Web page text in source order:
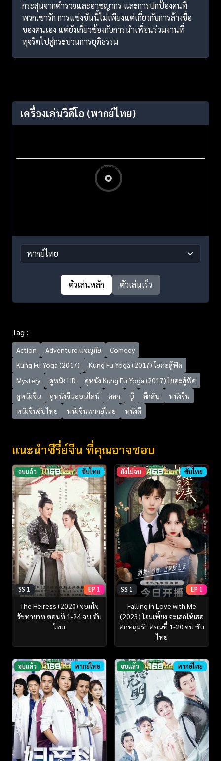
กระสุนจากตำรวจและอาชญากร และการปกป้องคนที่
พวกเขารัก การแข่งขันนี้ไม่เพียงแต่เกี่ยวกับการล้างชื่อ
ของตนเอง แต่ยังเกี่ยวข้องกับการนำเพื่อนร่วมงานที่
ทุจริตไปสู่กระบวนการยุติธรรม
เครื่องเล่นวิดีโอ (พากย์ไทย)
ตัวเล่นหลัก ตัวเล่นเร็ว
Tag :
Action Adventure ผจญภัย
Comedy
Kung Fu Yoga (2017)
Kung Fu Yoga (2017) โยคะสู้ฟัด
Mystery
ดูหนัง HD
ดูหนัง Kung Fu Yoga (2017) โยคะสู้ฟัด
ดูหนังจีน
ดูหนังจีนออนไลน์ ตลก บู๊ ลึกลับ
หนังจีน
หนังจีนซับไทย
หนังจีนพากย์ไทย หนังดี
แนะนำซีรี่ย์จีน ที่คุณอาจชอบ
จบแล้ว ซับไทย
SS 1 EP 1
The Heiress (2020) จอมใจ
รัชทายาท ตอนที่ 1-24 จบ ซับ
ไทย
ยังไม่จบ ซับไทย
SS 1 EP 1
Falling in Love with Me
(2023) โอมเพี้ยง จะเสกให้เธอ
ตกหลุมรัก ตอนที่ 1-20 จบ ซับ
ไทย
จบแล้ว พากย์ไทย จบแล้ว พากย์ไทย